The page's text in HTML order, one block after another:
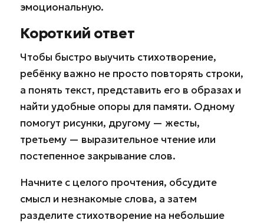
эмоциональную.
Короткий ответ
Чтобы быстро выучить стихотворение,
ребёнку важно не просто повторять строки,
а понять текст, представить его в образах и
найти удобные опоры для памяти. Одному
помогут рисунки, другому — жесты,
третьему — выразительное чтение или
постепенное закрывание слов.
Начните с целого прочтения, обсудите
смысл и незнакомые слова, а затем
разделите стихотворение на небольшие